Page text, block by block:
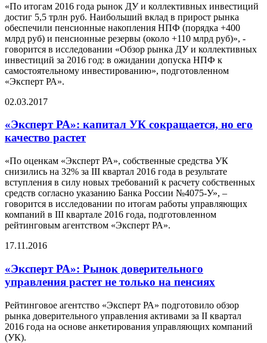
«По итогам 2016 года рынок ДУ и коллективных инвестиций
достиг 5,5 трлн руб. Наибольший вклад в прирост рынка
обеспечили пенсионные накопления НПФ (порядка +400
млрд руб) и пенсионные резервы (около +110 млрд руб)», -
говорится в исследовании «Обзор рынка ДУ и коллективных
инвестиций за 2016 год: в ожидании допуска НПФ к
самостоятельному инвестированию», подготовленном
«Эксперт РА».
02.03.2017
«Эксперт РА»: капитал УК сокращается, но его
качество растет
«По оценкам «Эксперт РА», собственные средства УК
снизились на 32% за III квартал 2016 года в результате
вступления в силу новых требований к расчету собственных
средств согласно указанию Банка России №4075-У», –
говорится в исследовании по итогам работы управляющих
компаний в III квартале 2016 года, подготовленном
рейтинговым агентством «Эксперт РА».
17.11.2016
«Эксперт РА»: Рынок доверительного
управления растет не только на пенсиях
Рейтинговое агентство «Эксперт РА» подготовило обзор
рынка доверительного управления активами за II квартал
2016 года на основе анкетирования управляющих компаний
(УК).